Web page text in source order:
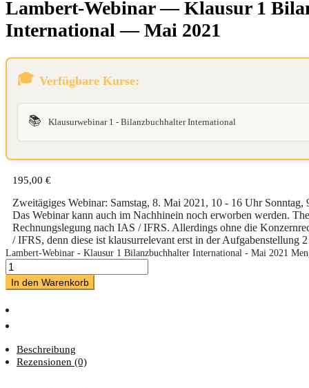
Lam­bert-Web­i­nar — Klau­sur 1
Inter­na­tio­nal — Mai 2021
Verfügbare Kurse:
📚 Klausurwebinar 1 - Bilanzbuchhalter International
195,00 €
Zweitägiges Webinar: Samstag, 8. Mai 2021, 10 - 16 Uhr
Das Webinar kann auch im Nachhinein noch erworben werden.
Rechnungslegung nach IAS / IFRS. Allerdings ohne die
/ IFRS, denn diese ist klausurrelevant erst in der Aufgabenstellung 2
Lambert-Webinar - Klausur 1 Bilanzbuchhalter International - Mai 2021
In den Warenkorb
Beschreibung
Rezensionen (0)